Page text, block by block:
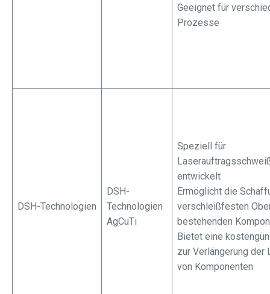
Geeignet für
Prozesse
DSH-Technologien
DSH-
Technologien
AgCuTi
Speziell für
entwickelt
Ermöglicht die
verschleißfesten
bestehenden
Bietet eine
zur Verlängerung der
von Komponenten